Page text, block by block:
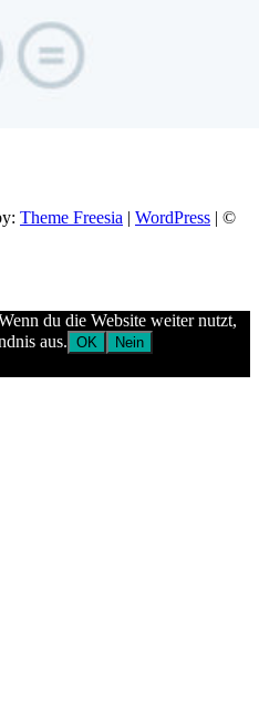
Theme Freesia | WordPress | ©
du die Website weiter nutzt,
aus. OK
Nein